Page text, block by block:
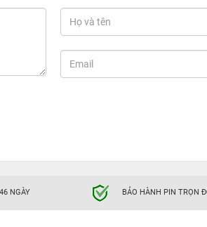
sống động cực chất
chọn hơn với mức giá phải chăng và
cổng Lightning. Bên cạnh đó, sản phẩm
đến cho người dùng trải nghiệm
lòng.
dây nên hiệu năng cao được thiết kế
sử dụng, hãng cho phép bạn có thể
bụi và hút mồ hôi chuẩn IPX4 cho
NGÀY BẢO HÀNH PIN TRỌN